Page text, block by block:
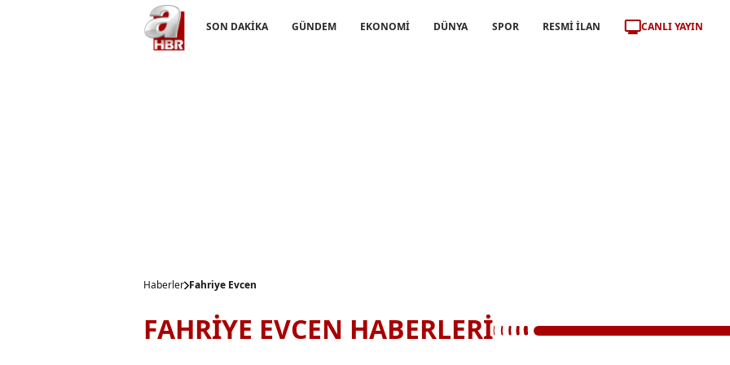
SON DAKİKA GÜNDEM EKONOMİ DÜNYA SPOR RESMİ İLAN CANLI YAYIN
Haberler Fahriye Evcen
FAHRİYE EVCEN HABERLERİ